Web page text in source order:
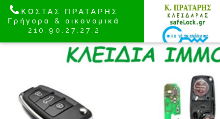
ΚΩΣΤΑΣ ΠΡΑΤΑΡΗΣ
Γρήγορα & οικονομικά
210.90.27.27.2